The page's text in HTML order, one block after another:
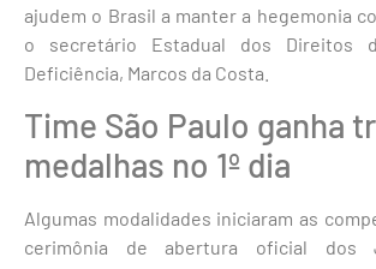
ajudem o Brasil a manter a hegemonia
o secretário Estadual dos Direitos
Deficiência, Marcos da Costa.
Time São Paulo ganha
medalhas no 1º dia
Algumas modalidades iniciaram as
cerimônia de abertura oficial dos